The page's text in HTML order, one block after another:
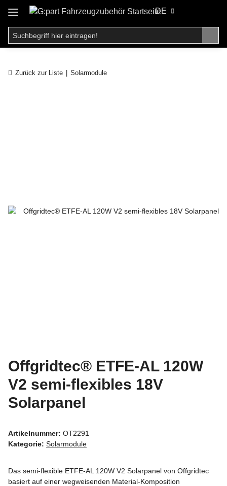
DE
Zurück zur Liste Solarmodule
Offgridtec® ETFE-AL 120W
V2 semi-flexibles 18V
Solarpanel
Artikelnummer: OT2291
Kategorie: Solarmodule
Das semi-flexible ETFE-AL 120W V2 Solarpanel von Offgridtec
basiert auf einer wegweisenden Material-Komposition